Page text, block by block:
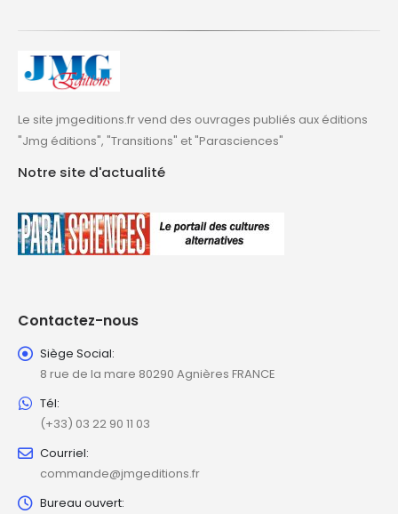
Le site jmgeditions.fr vend des ouvrages publiés aux éditions
"Jmg éditions", "Transitions" et "Parasciences"
Notre site d'actualité
Contactez-nous
Siège Social:
8 rue de la mare 80290 Agnières FRANCE
Tél:
(+33) 03 22 90 11 03
Courriel:
commande@jmgeditions.fr
Bureau ouvert: